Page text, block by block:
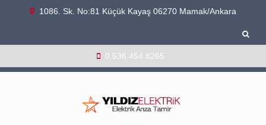
1086. Sk. No:81 Küçük Kayaş 06270 Mamak/Ankara
0.536.454 8265